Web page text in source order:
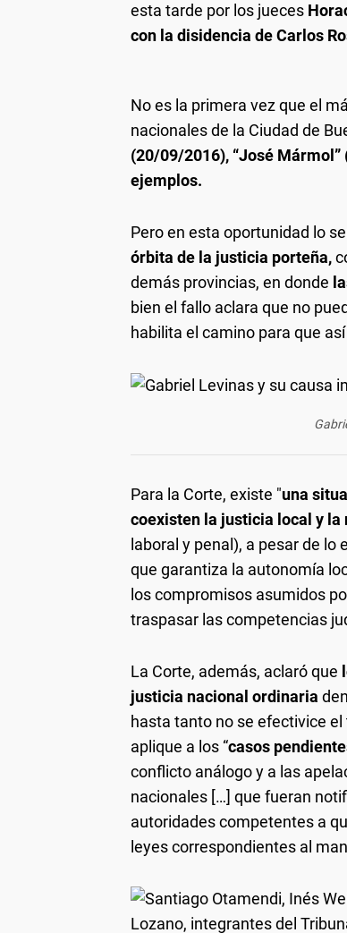
esta tarde por los jueces
con la disidencia de Carlos
No es la primera vez que el
nacionales de la Ciudad de
(20/09/2016), “José
ejemplos.
Pero en esta oportunidad lo
órbita de la justicia porteña,
demás provincias, en donde
bien el fallo aclara que no
habilita el camino para que
Para la Corte, existe "una
coexisten la justicia local y
laboral y penal), a pesar de
que garantiza la autonomía
los compromisos asumidos
traspasar las competencias
La Corte, además, aclaró que
justicia nacional ordinaria
hasta tanto no se efectivice
aplique a los “casos
conflicto análogo y a las
nacionales […] que fueran
autoridades competentes a
leyes correspondientes al